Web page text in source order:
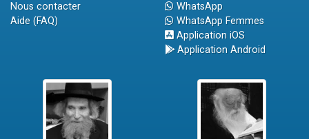
Nous contacter
Aide (FAQ)
WhatsApp
WhatsApp Femmes
Application iOS
Application Android